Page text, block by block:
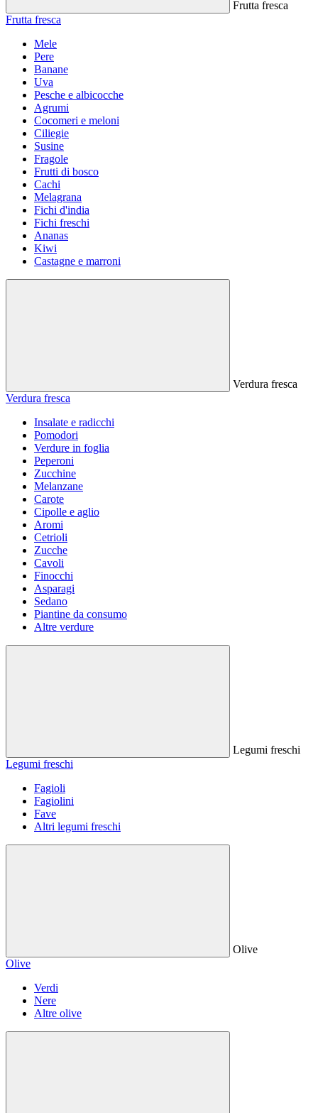
Frutta fresca
Frutta fresca
Mele
Pere
Banane
Uva
Pesche e albicocche
Agrumi
Cocomeri e meloni
Ciliegie
Susine
Fragole
Frutti di bosco
Cachi
Melagrana
Fichi d'india
Fichi freschi
Ananas
Kiwi
Castagne e marroni
Verdura fresca
Verdura fresca
Insalate e radicchi
Pomodori
Verdure in foglia
Peperoni
Zucchine
Melanzane
Carote
Cipolle e aglio
Aromi
Cetrioli
Zucche
Cavoli
Finocchi
Asparagi
Sedano
Piantine da consumo
Altre verdure
Legumi freschi
Legumi freschi
Fagioli
Fagiolini
Fave
Altri legumi freschi
Olive
Olive
Verdi
Nere
Altre olive